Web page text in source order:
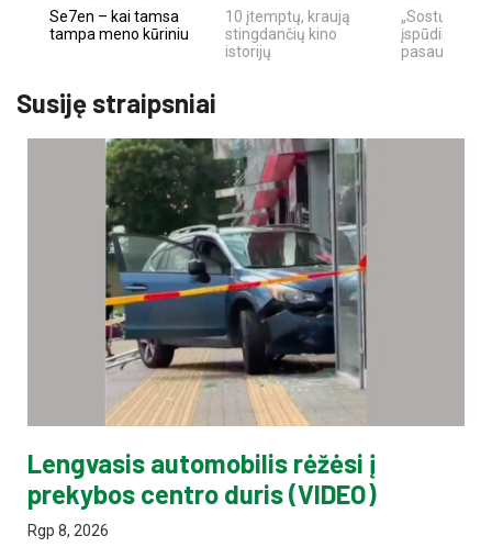
Se7en – kai tamsa
tampa meno kūriniu
10 įtemptų, kraują
stingdančių kino
istorijų
„Sostų
įspūdingas
pasaulio
Susiję straipsniai
Lengvasis automobilis rėžėsi į
prekybos centro duris (VIDEO)
Rgp 8, 2026